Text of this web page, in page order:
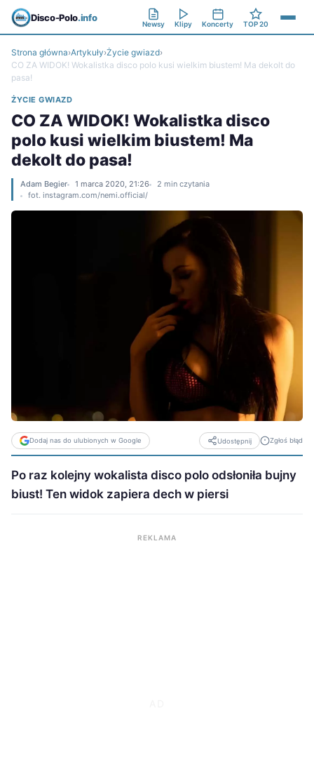
Disco-Polo.info
Newsy Klipy Koncerty TOP 20
Strona główna›Artykuły›Życie gwiazd›
CO ZA WIDOK! Wokalistka disco polo kusi wielkim biustem! Ma dekolt do
pasa!
ŻYCIE GWIAZD
CO ZA WIDOK! Wokalistka disco
polo kusi wielkim biustem! Ma
dekolt do pasa!
Adam Begier 1 marca 2020, 21:26
2 min czytania
fot. instagram.com/nemi.official/
Dodaj nas do ulubionych w Google Udostępnij Zgłoś błąd
Po raz kolejny wokalista disco polo odsłoniła bujny
biust! Ten widok zapiera dech w piersi
REKLAMA